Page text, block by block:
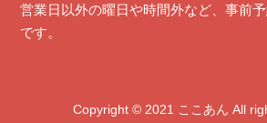
営業日以外の曜日や時間外など、事前
です。
Copyright ©︎ 2021 ここあん All